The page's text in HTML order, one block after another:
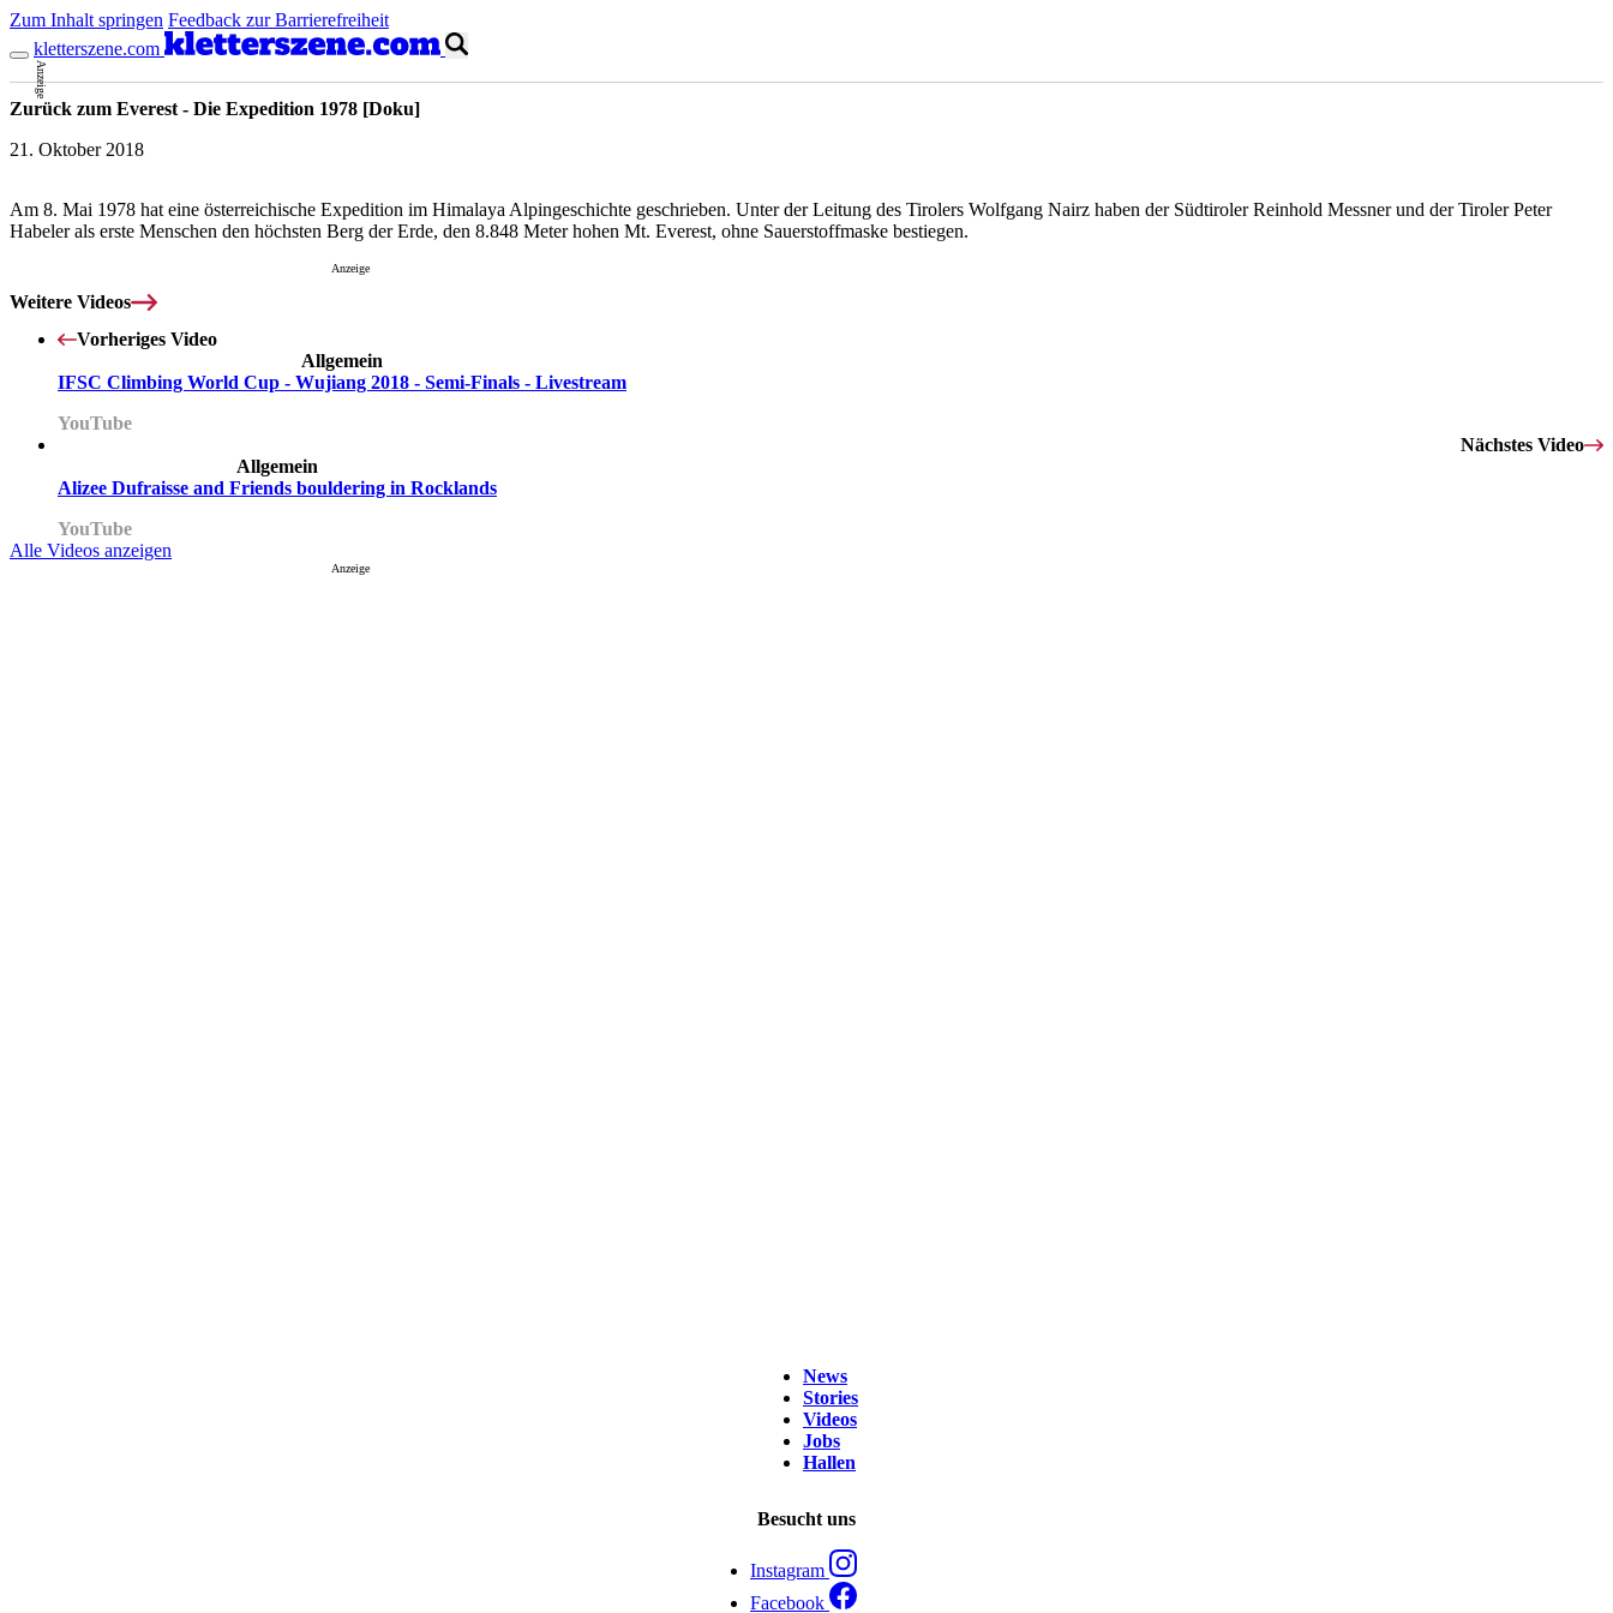
Zum Inhalt springen Feedback zur Barrierefreiheit
kletterszene.com
Anzeige
Zurück zum Everest - Die Expedition 1978 [Doku]
21. Oktober 2018
Am 8. Mai 1978 hat eine österreichische Expedition im Himalaya Alpingeschichte geschrieben. Unter der Leitung des Tirolers Wolfgang Nairz haben der Südtiroler Reinhold Messner und der Tiroler Peter
Habeler als erste Menschen den höchsten Berg der Erde, den 8.848 Meter hohen Mt. Everest, ohne Sauerstoffmaske bestiegen.
Anzeige
Weitere Videos
Vorheriges Video
Allgemein
IFSC Climbing World Cup - Wujiang 2018 - Semi-Finals - Livestream
YouTube
Nächstes Video
Allgemein
Alizee Dufraisse and Friends bouldering in Rocklands
YouTube
Alle Videos anzeigen
Anzeige
News
Stories
Videos
Jobs
Hallen
Besucht uns
Instagram
Facebook